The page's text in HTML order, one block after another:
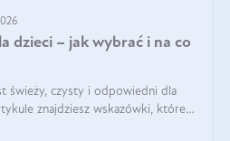
dzieci – jak wybrać i na co
świeży, czysty i odpowiedni dla
znajdziesz wskazówki, które